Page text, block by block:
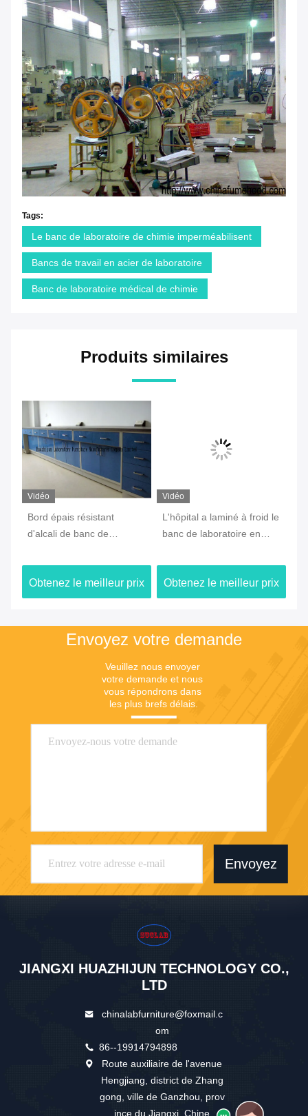
Tags:
Le banc de laboratoire de chimie imperméabilisent
Bancs de travail en acier de laboratoire
Banc de laboratoire médical de chimie
Produits similaires
Vidéo
Bord épais résistant
d'alcali de banc de
mur de Multiscene double
Obtenez le meilleur prix
Vidéo
L'hôpital a laminé à froid le
banc de laboratoire en
imperméable d'île pour le
laboratoire
Obtenez le meilleur prix
Envoyez votre demande
Veuillez nous envoyer
votre demande et nous
vous répondrons dans
les plus brefs délais.
Envoyez
JIANGXI HUAZHIJUN TECHNOLOGY CO.,
LTD
chinalabfurniture@foxmail.c
om
86--19914794898
Route auxiliaire de l'avenue
Hengjiang, district de Zhang
gong, ville de Ganzhou, prov
ince du Jiangxi, Chine